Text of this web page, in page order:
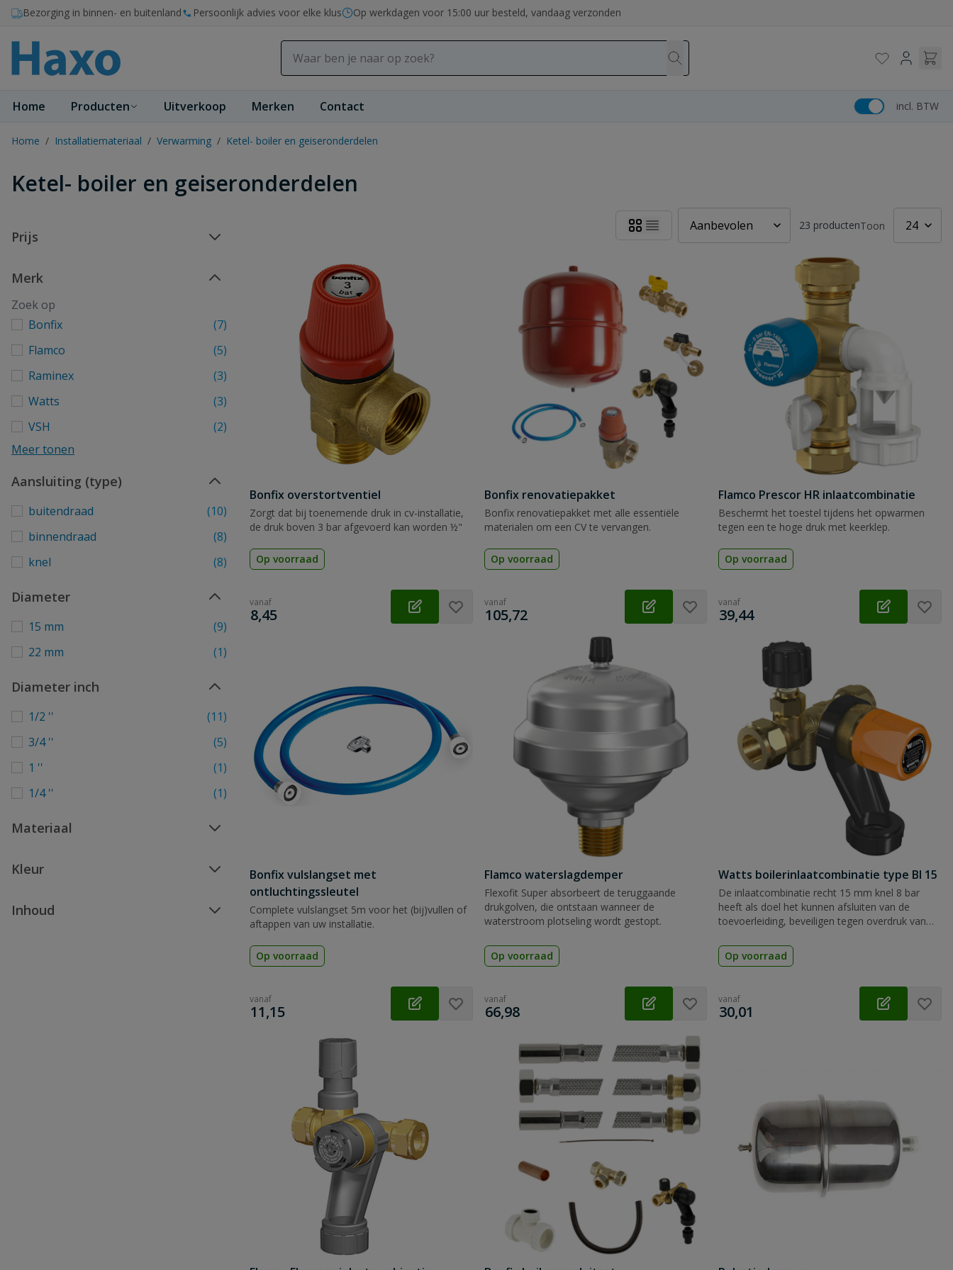
Ga naar de inhoud
Bezorging in binnen- en buitenland Persoonlijk advies voor elke klus Op werkdagen voor 15:00 uur besteld, vandaag verzonden
Home Producten Uitverkoop Merken Contact incl. BTW
Home / Installatiemateriaal / Verwarming / Ketel- boiler en geiseronderdelen
Ketel- boiler en geiseronderdelen
Prijs
Merk
Bonfix
(7)
Flamco
(5)
Raminex
(3)
Watts
(3)
VSH
(2)
Meer tonen
Aansluiting (type)
buitendraad
(10)
binnendraad
(8)
knel
(8)
Diameter
15 mm
(9)
22 mm
(1)
Diameter inch
1/2 ''
(11)
3/4 ''
(5)
1 ''
(1)
1/4 ''
(1)
Materiaal
Kleur
Inhoud
23 productenToon
Bonfix overstortventiel
Zorgt dat bij toenemende druk in cv-installatie,
de druk boven 3 bar afgevoerd kan worden ½"
Op voorraad
vanaf
€
8,45
Bonfix renovatiepakket
Bonfix renovatiepakket met alle essentiële
materialen om een CV te vervangen.
Op voorraad
vanaf
€
105,72
Flamco Prescor HR inlaatcombinatie
Beschermt het toestel tijdens het opwarmen
tegen een te hoge druk met keerklep.
Op voorraad
vanaf
€
39,44
Bonfix vulslangset met
ontluchtingssleutel
Complete vulslangset 5m voor het (bij)vullen of
aftappen van uw installatie.
Op voorraad
vanaf
€
11,15
Flamco waterslagdemper
Flexofit Super absorbeert de teruggaande
drukgolven, die ontstaan wanneer de
waterstroom plotseling wordt gestopt.
Op voorraad
vanaf
€
66,98
Watts boilerinlaatcombinatie type BI 15
De inlaatcombinatie recht 15 mm knel 8 bar
heeft als doel het kunnen afsluiten van de
toevoerleiding, beveiligen tegen overdruk van
Op voorraad
vanaf
€
30,01